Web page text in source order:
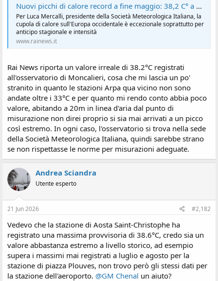
u
s
s
e
z
i
o
Nuovi picchi di calore record a fine maggio: 38,2 C° a Moncalieri, 36,4 C° a Parma
Per Luca Mercalli, presidente della Società Meteorologica Italiana, la
cupola di calore sull'Europa occidentale è eccezionale soprattutto per
anticipo stagionale e intensità
www.rainews.it
Rai News riporta un valore irreale di 38.2°C registrati
all'osservatorio di Moncalieri, cosa che mi lascia un po'
stranito in quanto le stazioni Arpa qua vicino non sono
andate oltre i 33°C e per quanto mi rendo conto abbia poco
valore, abitando a 20m in linea d'aria dal punto di
misurazione non direi proprio si sia mai arrivati a un picco
così estremo. In ogni caso, l'osservatorio si trova nella sede
della Società Meteorologica Italiana, quindi sarebbe strano
se non rispettasse le norme per misurazioni adeguate.
Andrea Sciandra
Utente esperto
21 Jun 2026 #2,182
Vedevo che la stazione di Aosta Saint-Christophe ha
registrato una massima provvisoria di 38.6°C, credo sia un
valore abbastanza estremo a livello storico, ad esempio
supera i massimi mai registrati a luglio e agosto per la
stazione di piazza Plouves, non trovo però gli stessi dati per
la stazione dell'aeroporto. @GM Chenal un aiuto?